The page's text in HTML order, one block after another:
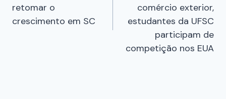
retomar o
crescimento em SC
comércio exterior,
estudantes da UFSC
participam de
competição nos EUA